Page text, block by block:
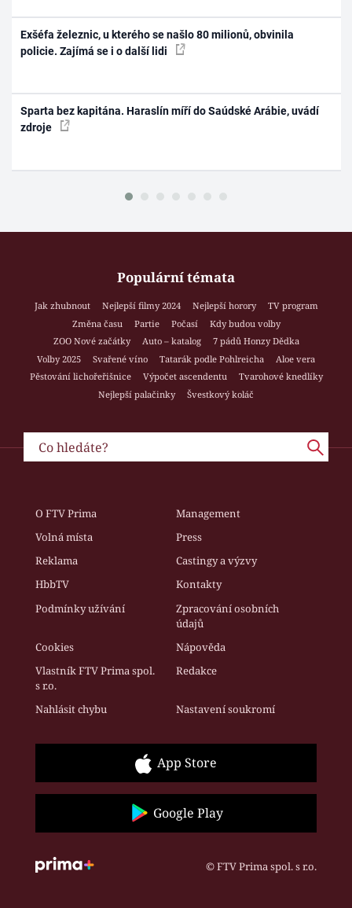
Exšéfa železnic, u kterého se našlo 80 milionů, obvinila
policie. Zajímá se i o další lidi
Sparta bez kapitána. Haraslín míří do Saúdské Arábie, uvádí
zdroje
Populární témata
Jak zhubnout Nejlepší filmy 2024 Nejlepší horory
TV program
Změna času
Partie Počasí
Kdy budou volby
ZOO Nové začátky
Auto – katalog
7 pádů Honzy Dědka
Volby 2025
Svařené víno Tatarák podle Pohlreicha
Aloe vera
Pěstování lichořeřišnice
Výpočet ascendentu
Tvarohové knedlíky
Nejlepší palačinky
Švestkový koláč
O FTV Prima
Management
Volná místa
Press
Reklama
Castingy a výzvy
HbbTV
Kontakty
Podmínky užívání
Zpracování osobních
údajů
Cookies
Nápověda
Vlastník FTV Prima spol.
s r.o.
Redakce
Nahlásit chybu Nastavení soukromí
App Store
Google Play
© FTV Prima spol. s r.o.